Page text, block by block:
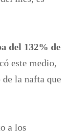
del 132% de
este medio,
la nafta que
a los